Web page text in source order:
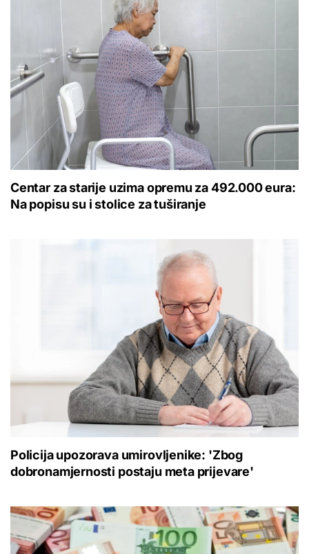
Centar za starije uzima opremu za 492.000 eura:
Na popisu su i stolice za tuširanje
Policija upozorava umirovljenike: 'Zbog
dobronamjernosti postaju meta prijevare'